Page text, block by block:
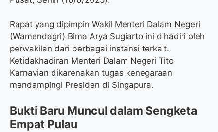
Rapat yang dipimpin Wakil Menteri Dalam Negeri
(Wamendagri) Bima Arya Sugiarto ini dihadiri oleh
perwakilan dari berbagai instansi terkait.
Ketidakhadiran Menteri Dalam Negeri Tito
Karnavian dikarenakan tugas kenegaraan
mendampingi Presiden di Singapura.
Bukti Baru Muncul dalam Sengketa
Empat Pulau